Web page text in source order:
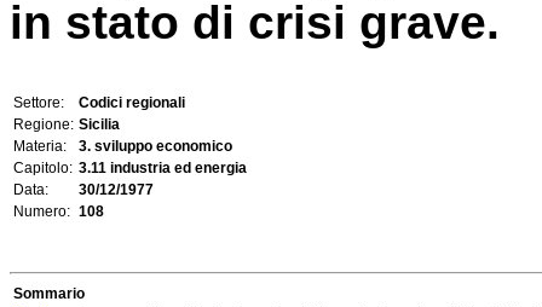
in stato di crisi grave.
Settore:
Codici regionali
Regione: Sicilia
Materia:
3. sviluppo economico
Capitolo: 3.11 industria ed energia
Data:
30/12/1977
Numero: 108
Sommario